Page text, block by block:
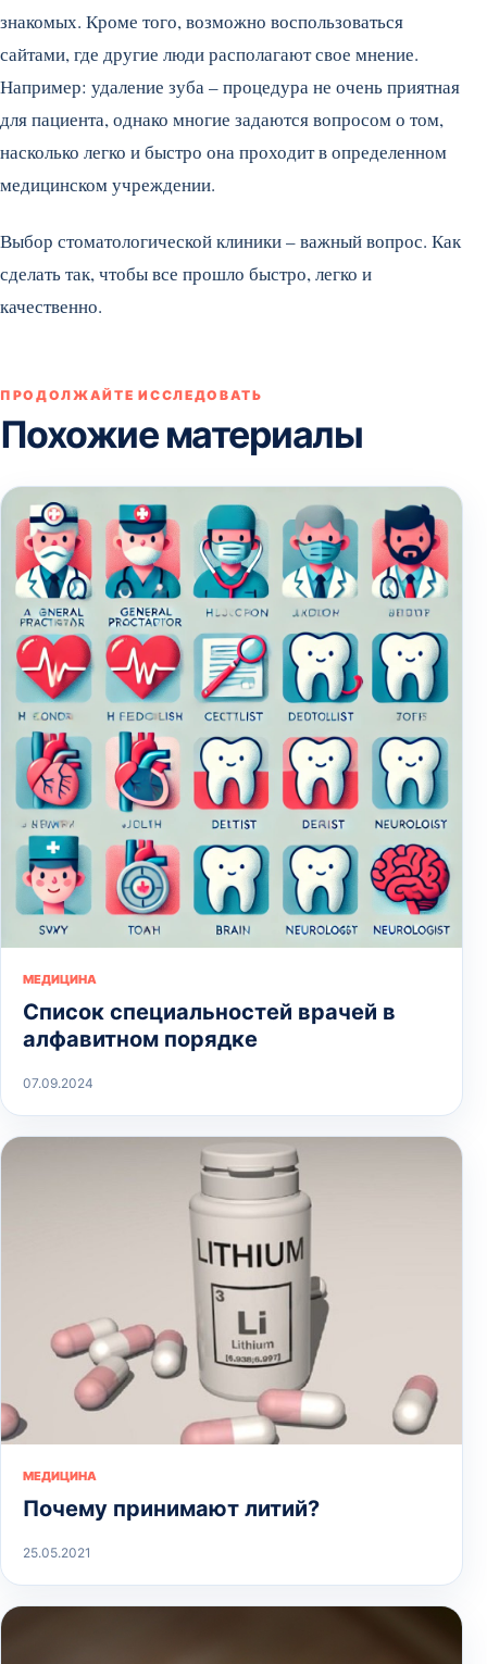
знакомых. Кроме того, возможно воспользоваться
сайтами, где другие люди располагают свое мнение.
Например: удаление зуба – процедура не очень приятная
для пациента, однако многие задаются вопросом о том,
насколько легко и быстро она проходит в определенном
медицинском учреждении.
Выбор стоматологической клиники – важный вопрос. Как
сделать так, чтобы все прошло быстро, легко и
качественно.
ПРОДОЛЖАЙТЕ ИССЛЕДОВАТЬ
Похожие материалы
МЕДИЦИНА
Список специальностей врачей в
алфавитном порядке
07.09.2024
МЕДИЦИНА
Почему принимают литий?
25.05.2021